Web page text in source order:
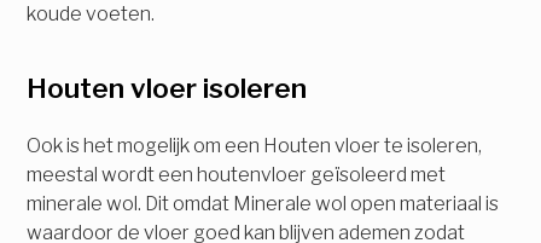
koude voeten.
Houten vloer isoleren
Ook is het mogelijk om een Houten vloer te isoleren,
meestal wordt een houtenvloer geïsoleerd met
minerale wol. Dit omdat Minerale wol open materiaal is
waardoor de vloer goed kan blijven ademen zodat